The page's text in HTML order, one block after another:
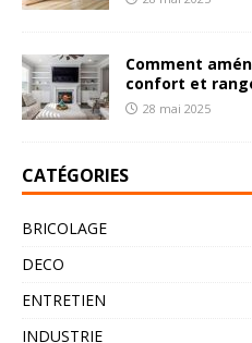
Comment
confort et
28 mai 2025
CATÉGORIES
BRICOLAGE
DECO
ENTRETIEN
INDUSTRIE